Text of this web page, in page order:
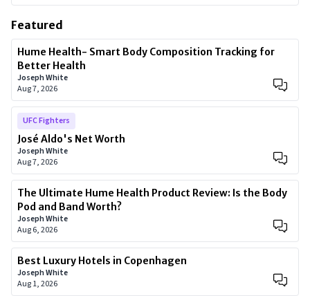
Featured
Hume Health- Smart Body Composition Tracking for
Better Health
Joseph White
Aug 7, 2026
UFC Fighters
José Aldo's Net Worth
Joseph White
Aug 7, 2026
The Ultimate Hume Health Product Review: Is the Body
Pod and Band Worth?
Joseph White
Aug 6, 2026
Best Luxury Hotels in Copenhagen
Joseph White
Aug 1, 2026